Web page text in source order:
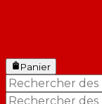
Panier